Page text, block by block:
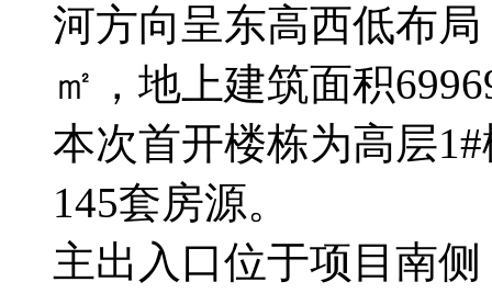
河方向呈东高西低布
㎡，地上建筑面积
本次首开楼栋为高层
145套房源。
主出入口位于项目南